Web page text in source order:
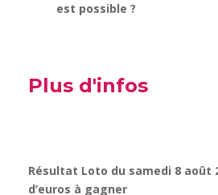
est possible ?
Plus d'infos
Résultat Loto du samedi 8 août
d’euros à gagner